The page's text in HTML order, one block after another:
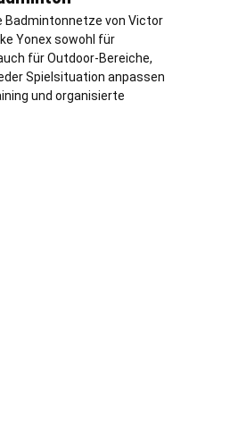
Badmintonnetze von Victor
Yonex sowohl für
für Outdoor-Bereiche,
Spielsituation anpassen
und organisierte